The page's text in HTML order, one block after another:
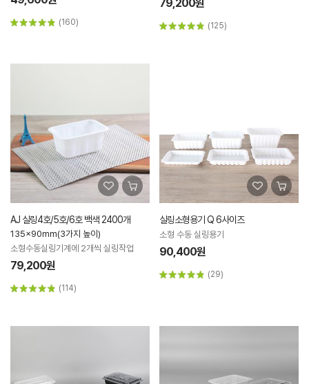
(160)
79,200원
(125)
AJ 실링4호/5호/6호 백색 2400개
135x90mm(3가지 높이)
소형수동실링기계에 2개씩 실링작업
79,200원
(114)
실링소형용기 Q 6사이즈
소형 수동 실링용기
90,400원
(29)